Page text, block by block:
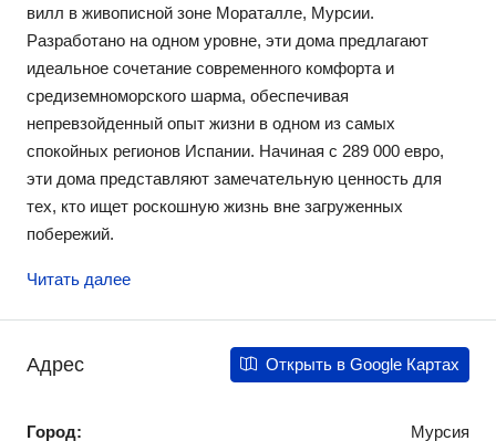
вилл в живописной зоне Мораталле, Мурсии.
Разработано на одном уровне, эти дома предлагают
идеальное сочетание современного комфорта и
средиземноморского шарма, обеспечивая
непревзойденный опыт жизни в одном из самых
спокойных регионов Испании. Начиная с 289 000 евро,
эти дома представляют замечательную ценность для
тех, кто ищет роскошную жизнь вне загруженных
побережий.
Читать далее
Адрес Открыть в Google Картах
Город: Мурсия